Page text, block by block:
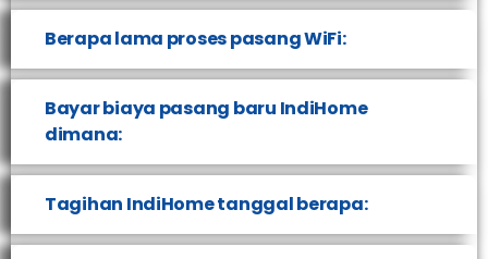
Berapa lama proses pasang WiFi:
Bayar biaya pasang baru IndiHome
dimana:
Tagihan IndiHome tanggal berapa: